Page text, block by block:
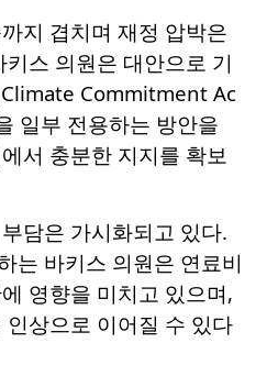
지 겹치며 재정 압박은
스 의원은 대안으로 기
Commitment Ac
일부 전용하는 방안을
서 충분한 지지를 확보
담은 가시화되고 있다.
는 바키스 의원은 연료비
영향을 미치고 있으며,
상으로 이어질 수 있다